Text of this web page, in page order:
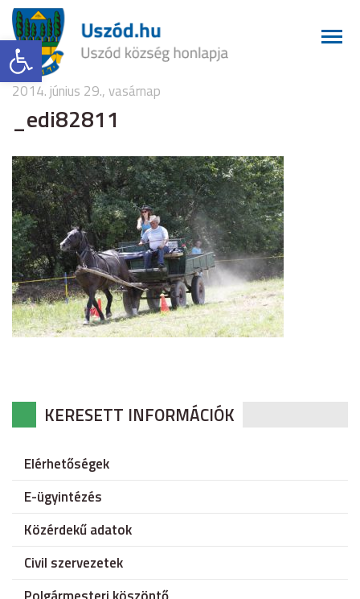
Eszköztár megnyitása
2014. június 29., vasárnap
_edi82811
KERESETT INFORMÁCIÓK
Elérhetőségek
E-ügyintézés
Közérdekű adatok
Civil szervezetek